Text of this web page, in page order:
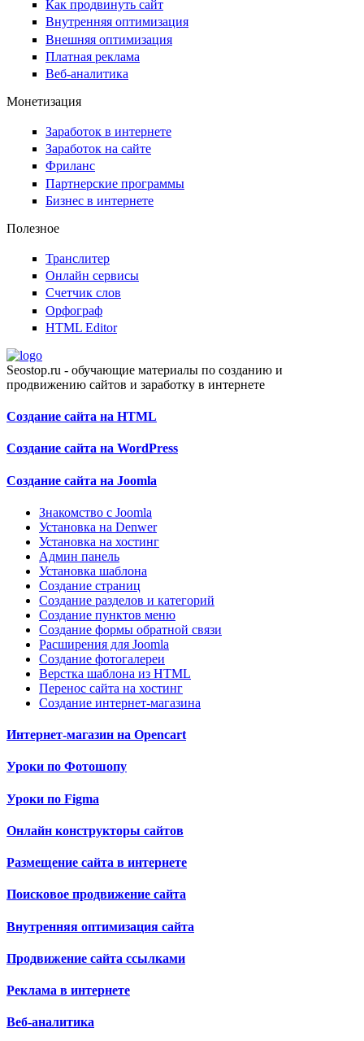
Как продвинуть сайт
Внутренняя оптимизация
Внешняя оптимизация
Платная реклама
Веб-аналитика
Монетизация
Заработок в интернете
Заработок на сайте
Фриланс
Партнерские программы
Бизнес в интернете
Полезное
Транслитер
Онлайн сервисы
Счетчик слов
Орфограф
HTML Editor
Seostop.ru - обучающие материалы по созданию и
продвижению сайтов и заработку в интернете
Создание сайта на HTML
Создание сайта на WordPress
Создание сайта на Joomla
Знакомство с Joomla
Установка на Denwer
Установка на хостинг
Админ панель
Установка шаблона
Создание страниц
Создание разделов и категорий
Создание пунктов меню
Создание формы обратной связи
Расширения для Joomla
Создание фотогалереи
Верстка шаблона из HTML
Перенос сайта на хостинг
Создание интернет-магазина
Интернет-магазин на Opencart
Уроки по Фотошопу
Уроки по Figma
Онлайн конструкторы сайтов
Размещение сайта в интернете
Поисковое продвижение сайта
Внутренняя оптимизация сайта
Продвижение сайта ссылками
Реклама в интернете
Веб-аналитика